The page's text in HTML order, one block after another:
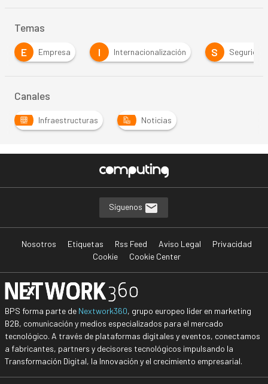
Temas
E
Empresa I Internacionalización S Seguridad
Canales
Infraestructuras Noticias
Síguenos
Nosotros Etiquetas Rss Feed Aviso Legal
Privacidad
Cookie
Cookie Center
BPS forma parte de Nextwork360, grupo europeo líder en marketing
B2B, comunicación y medios especializados para el mercado
tecnológico. A través de plataformas digitales y eventos, conectamos
a fabricantes, partners y decisores tecnológicos impulsando la
Transformación Digital, la Innovación y el crecimiento empresarial.